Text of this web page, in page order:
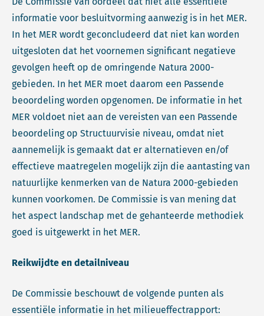
informatie voor besluitvorming aanwezig is in het MER.
In het MER wordt geconcludeerd dat niet kan worden
uitgesloten dat het voornemen significant negatieve
gevolgen heeft op de omringende Natura 2000-
gebieden. In het MER moet daarom een Passende
beoordeling worden opgenomen. De informatie in het
MER voldoet niet aan de vereisten van een Passende
beoordeling op Structuurvisie niveau, omdat niet
aannemelijk is gemaakt dat er alternatieven en/of
effectieve maatregelen mogelijk zijn die aantasting van
natuurlijke kenmerken van de Natura 2000-gebieden
kunnen voorkomen. De Commissie is van mening dat
het aspect landschap met de gehanteerde methodiek
goed is uitgewerkt in het MER.
Reikwijdte en detailniveau
De Commissie beschouwt de volgende punten als
essentiële informatie in het milieueffectrapport: